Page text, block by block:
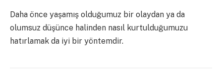
Daha önce yaşamış olduğumuz bir olaydan ya da
olumsuz düşünce halinden nasıl kurtulduğumuzu
hatırlamak da iyi bir yöntemdir.